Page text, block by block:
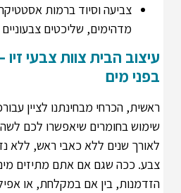
צביעה וסיוד ברמות
מדהימים, שליכטים צבעוניים
עיצוב הבית צוות צבעי
בפני מים
ראשית, הכרחי מבחינתנו לציין
שימוש בחומרים שיאפשרו לכם
לאורך שנים ללא כאבי ראש, ללא
צבע. ככה שגם אם אתם מתיזים
הזדמנות, בין אם במקלחת, או